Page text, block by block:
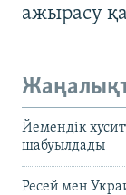
ажырасу
Йемендік
шабуылдады
Ресей мен